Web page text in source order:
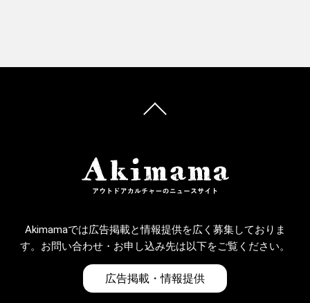
Akimamaでは広告掲載と情報提供を広く募集しておりま
す。お問い合わせ・お申し込み先は以下をご覧ください。
広告掲載・情報提供